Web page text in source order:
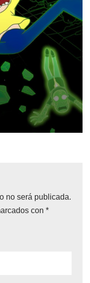
no será publicada.
con *